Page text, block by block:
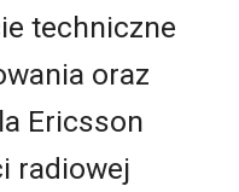
techniczne
oraz
Ericsson
radiowej